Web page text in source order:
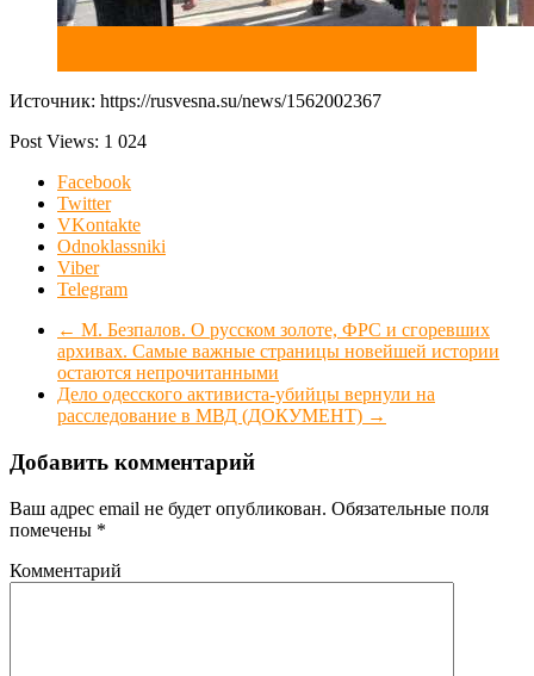
Источник: https://rusvesna.su/news/1562002367
Post Views: 1 024
Facebook
Twitter
VKontakte
Odnoklassniki
Viber
Telegram
← М. Безпалов. О русском золоте, ФРС и сгоревших
архивах. Самые важные страницы новейшей истории
остаются непрочитанными
Дело одесского активиста-убийцы вернули на
расследование в МВД (ДОКУМЕНТ) →
Добавить комментарий
Ваш адрес email не будет опубликован. Обязательные поля
помечены *
Комментарий